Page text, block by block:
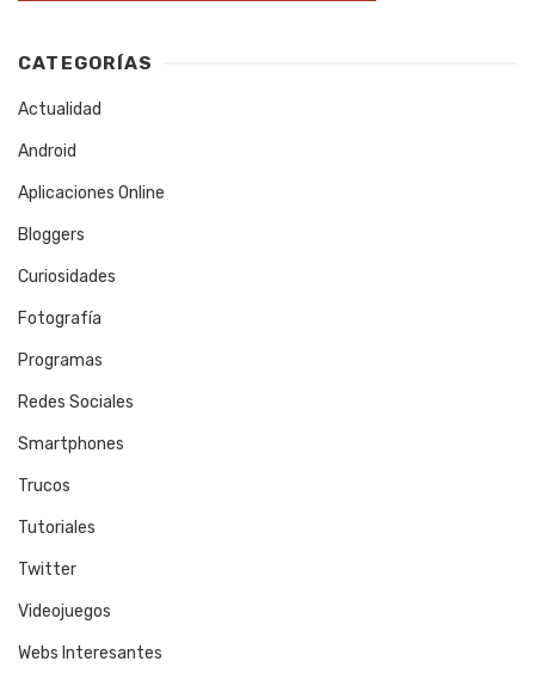
CATEGORÍAS
Actualidad
Android
Aplicaciones Online
Bloggers
Curiosidades
Fotografía
Programas
Redes Sociales
Smartphones
Trucos
Tutoriales
Twitter
Videojuegos
Webs Interesantes